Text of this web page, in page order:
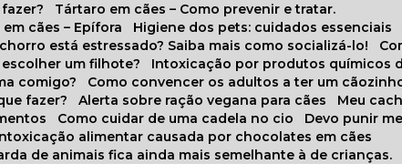
Tártaro em cães – Como prevenir e tratar.
cães – Epífora
Higiene dos pets: cuidados essenciais
está estressado? Saiba mais como socializá-lo!
escolher um filhote?
Intoxicação por produtos químicos
comigo?
Como convencer os adultos a ter um
fazer?
Alerta sobre ração vegana para cães
Meu
Como cuidar de uma cadela no cio
Devo punir
Intoxicação alimentar causada por chocolates em cães
de animais fica ainda mais semelhante à de crianças.